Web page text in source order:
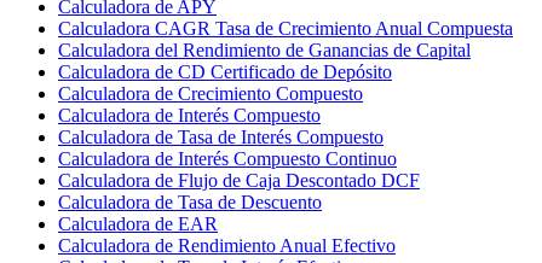
Calculadora de APY
Calculadora CAGR Tasa de Crecimiento Anual Compuesta
Calculadora del Rendimiento de Ganancias de Capital
Calculadora de CD Certificado de Depósito
Calculadora de Crecimiento Compuesto
Calculadora de Interés Compuesto
Calculadora de Tasa de Interés Compuesto
Calculadora de Interés Compuesto Continuo
Calculadora de Flujo de Caja Descontado DCF
Calculadora de Tasa de Descuento
Calculadora de EAR
Calculadora de Rendimiento Anual Efectivo